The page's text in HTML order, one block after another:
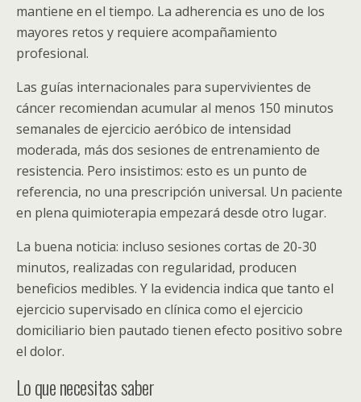
mantiene en el tiempo. La adherencia es uno de los
mayores retos y requiere acompañamiento
profesional.
Las guías internacionales para supervivientes de
cáncer recomiendan acumular al menos 150 minutos
semanales de ejercicio aeróbico de intensidad
moderada, más dos sesiones de entrenamiento de
resistencia. Pero insistimos: esto es un punto de
referencia, no una prescripción universal. Un paciente
en plena quimioterapia empezará desde otro lugar.
La buena noticia: incluso sesiones cortas de 20-30
minutos, realizadas con regularidad, producen
beneficios medibles. Y la evidencia indica que tanto el
ejercicio supervisado en clínica como el ejercicio
domiciliario bien pautado tienen efecto positivo sobre
el dolor.
Lo que necesitas saber